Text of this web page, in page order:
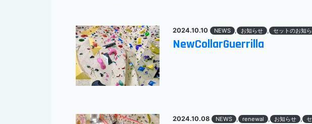
2024.10.10 NEWS , お知らせ , セットのお知
NewCollarGuerrilla
2024.10.08 NEWS , renewal , お知らせ ,